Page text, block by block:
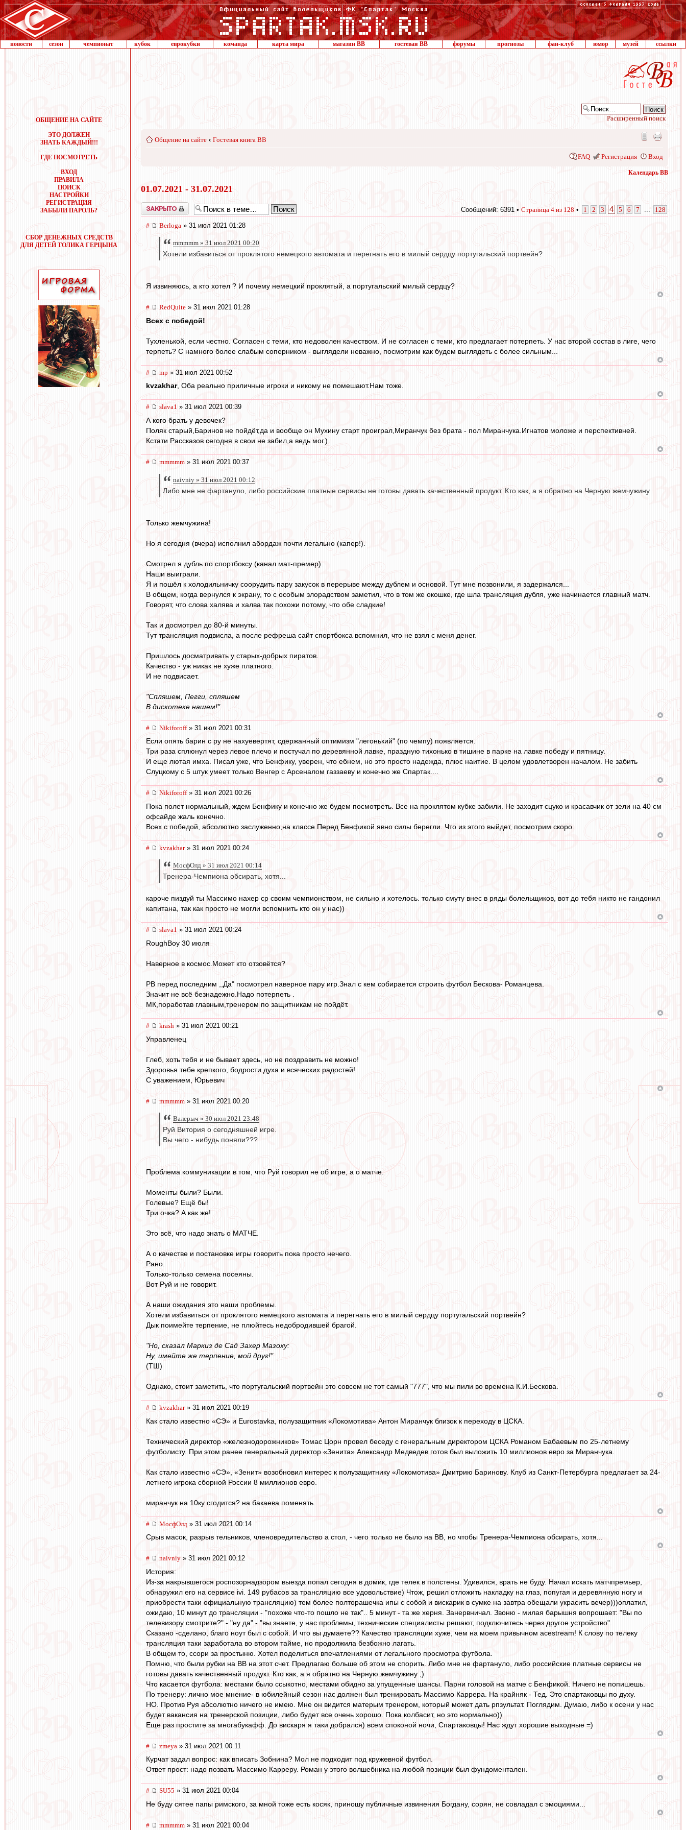
новости сезон чемпионат кубок еврокубки команда карта мира магазин ВВ гостевая ВВ форумы прогнозы фан-клуб юмор музей ссылки
ОБЩЕНИЕ НА САЙТЕ
ЭТО ДОЛЖЕН
ЗНАТЬ КАЖДЫЙ!!!
ГДЕ ПОСМОТРЕТЬ
ВХОД
ПРАВИЛА
ПОИСК
НАСТРОЙКИ
РЕГИСТРАЦИЯ
ЗАБЫЛИ ПАРОЛЬ?
СБОР ДЕНЕЖНЫХ СРЕДСТВ
ДЛЯ ДЕТЕЙ ТОЛИКА ГЕРЦЫНА
Расширенный поиск
Общение на сайте ‹ Гостевая книга ВВ
FAQ Регистрация Вход
Календарь ВВ
01.07.2021 - 31.07.2021
Закрыто Сообщений: 6391 • Страница 4 из 128 • 1 2 3 4 5 6 7 128
# Berloga » 31 июл 2021 01:28
mmmmm » 31 июл 2021 00:20
Хотели избавиться от проклятого немецкого автомата и перегнать его в милый сердцу португальский портвейн?
Я извиняюсь, а кто хотел ? И почему немецкий проклятый, а португальский милый сердцу?
# RedQuite » 31 июл 2021 01:28
Всех с победой!
Тухленькой, если честно. Согласен с теми, кто недоволен качеством. И не согласен с теми, кто предлагает потерпеть. У нас второй состав в лиге, чего
терпеть? С намного более слабым соперником - выглядели неважно, посмотрим как будем выглядеть с более сильным...
# mp » 31 июл 2021 00:52
kvzakhar, Оба реально приличные игроки и никому не помешают.Нам тоже.
# slava1 » 31 июл 2021 00:39
А кого брать у девочек?
Поляк старый,Баринов не пойдёт,да и вообще он Мухину старт проиграл,Миранчук без брата - пол Миранчука.Игнатов моложе и перспективней.
Кстати Рассказов сегодня в свои не забил,а ведь мог.)
# mmmmm » 31 июл 2021 00:37
naivniy » 31 июл 2021 00:12
Либо мне не фартануло, либо российские платные сервисы не готовы давать качественный продукт. Кто как, а я обратно на Черную жемчужину
Только жемчужина!
Но я сегодня (вчера) исполнил абордаж почти легально (капер!).
Смотрел я дубль по спортбоксу (канал мат-премер).
Наши выиграли.
Я и пошёл к холодильничку соорудить пару закусок в перерыве между дублем и основой. Тут мне позвонили, я задержался...
В общем, когда вернулся к экрану, то с особым злорадством заметил, что в том же окошке, где шла трансляция дубля, уже начинается главный матч.
Говорят, что слова халява и халва так похожи потому, что обе сладкие!
Так и досмотрел до 80-й минуты.
Тут трансляция подвисла, а после рефреша сайт спортбокса вспомнил, что не взял с меня денег.
Пришлось досматривать у старых-добрых пиратов.
Качество - уж никак не хуже платного.
И не подвисает.
"Спляшем, Пегги, спляшем
В дискотеке нашем!"
# Nikiforoff» 31 июл 2021 00:31
Если опять барин с ру не нахуевертят, сдержанный оптимизм "легонький" (по чемпу) появляется.
Три раза сплюнул через левое плечо и постучал по деревянной лавке, праздную тихонько в тишине в парке на лавке победу и пятницу.
И еще лютая имха. Писал уже, что Бенфику, уверен, что ебнем, но это просто надежда, плюс наитие. В целом удовлетворен началом. Не забить
Слуцкому с 5 штук умеет только Венгер с Арсеналом газзаеву и конечно же Спартак....
# Nikiforoff» 31 июл 2021 00:26
Пока полет нормальный, ждем Бенфику и конечно же будем посмотреть. Все на проклятом кубке забили. Не заходит сцуко и красавчик от зели на 40 см
офсайде жаль конечно.
Всех с победой, абсолютно заслуженно,на классе.Перед Бенфикой явно силы берегли. Что из этого выйдет, посмотрим скоро.
# kvzakhar» 31 июл 2021 00:24
МосфОлд » 31 июл 2021 00:14
Тренера-Чемпиона обсирать, хотя...
кароче пиздуй ты Массимо нахер ср своим чемпионством, не сильно и хотелось. только смуту внес в ряды болельщиков, вот до тебя никто не гандонил
капитана, так как просто не могли вспомнить кто он у нас))
# slava1 » 31 июл 2021 00:24
RoughBoy 30 июля
Наверное в космос.Может кто отзовётся?
РВ перед последним ,,Да" посмотрел наверное пару игр.Знал с кем собирается строить футбол Бескова- Романцева.
Значит не всё безнадежно.Надо потерпеть .
МК,поработав главным,тренером по защитникам не пойдёт.
# krash » 31 июл 2021 00:21
Управленец
Глеб, хоть тебя и не бывает здесь, но не поздравить не можно!
Здоровья тебе крепкого, бодрости духа и всяческих радостей!
С уважением, Юрьевич
# mmmmm » 31 июл 2021 00:20
Валерыч » 30 июл 2021 23:48
Руй Витория о сегодняшней игре.
Вы чего - нибудь поняли???
Проблема коммуникации в том, что Руй говорил не об игре, а о матче.
Моменты были? Были.
Голевые? Ещё бы!
Три очка? А как же!
Это всё, что надо знать о МАТЧЕ.
А о качестве и постановке игры говорить пока просто нечего.
Рано.
Только-только семена посеяны.
Вот Руй и не говорит.
А наши ожидания это наши проблемы.
Хотели избавиться от проклятого немецкого автомата и перегнать его в милый сердцу португальский портвейн?
Дык поимейте терпение, не плюйтесь недобродившей брагой.
"Но, сказал Маркиз де Сад Захер Мазоху:
Ну, имейте же терпение, мой друг!"
(ТШ)
Однако, стоит заметить, что португальский портвейн это совсем не тот самый "777", что мы пили во времена К.И.Бескова.
# kvzakhar» 31 июл 2021 00:19
Как стало известно «СЭ» и Eurostavka, полузащитник «Локомотива» Антон Миранчук близок к переходу в ЦСКА.
Технический директор «железнодорожников» Томас Цорн провел беседу с генеральным директором ЦСКА Романом Бабаевым по 25-летнему
футболисту. При этом ранее генеральный директор «Зенита» Александр Медведев готов был выложить 10 миллионов евро за Миранчука.
Как стало известно «СЭ», «Зенит» возобновил интерес к полузащитнику «Локомотива» Дмитрию Баринову. Клуб из Санкт-Петербурга предлагает за 24-
летнего игрока сборной России 8 миллионов евро.
миранчук на 10ку сгодится? на бакаева поменять.
# МосфОлд » 31 июл 2021 00:14
Срыв масок, разрыв тельников, членовредительство а стол, - чего только не было на ВВ, но чтобы Тренера-Чемпиона обсирать, хотя...
# naivniy » 31 июл 2021 00:12
История:
Из-за накрывшегося роспозорнадзором выезда попал сегодня в домик, где телек в полстены. Удивился, врать не буду. Начал искать матчпремьер,
обнаружил его на сервисе ivi. 149 рубасов за трансляцию все удовольствие) Чтож, решил отложить накладку на глаз, попугая и деревянную ногу и
приобрести таки официальную трансляцию) тем более полторашечка ипы с собой и вискарик в сумке на завтра обещали украсить вечер)))оплатил,
ожидаю, 10 минут до трансляции - "похоже что-то пошло не так".. 5 минут - та же херня. Занервничал. Звоню - милая барышня вопрошает: "Вы по
телевизору смотрите?" - "ну да" - "вы знаете, у нас проблемы, технические специалисты решают, подключитесь через другое устройство".
Сказано -сделано, благо ноут был с собой. И что вы думаете?? Качество трансляции хуже, чем на моем привычном acestream! К слову по телеку
трансляция таки заработала во втором тайме, но продолжила безбожно лагать.
В общем то, ссори за простыню. Хотел поделиться впечатлениями от легального просмотра футбола.
Помню, что были рубки на ВВ на этот счет. Предлагаю больше об этом не спорить. Либо мне не фартануло, либо российские платные сервисы не
готовы давать качественный продукт. Кто как, а я обратно на Черную жемчужину ;)
Что касается футбола: местами было ссыкотно, местами обидно за упущенные шансы. Парни головой на матче с Бенфикой. Ничего не попишешь.
По тренеру: лично мое мнение- в юбилейный сезон нас должен был тренировать Массимо Каррера. На крайняк - Тед. Это спартаковцы по духу.
НО. Против Руя абсолютно ничего не имею. Мне он видится матерым тренером, который может дать рпзультат. Поглядим. Думаю, либо к осени у нас
будет вакансия на тренерской позиции, либо будет все очень хорошо. Пока колбасит, но это нормально))
Еще раз простите за многабукафф. До вискаря я таки добрался) всем споконой ночи, Спартаковцы! Нас ждут хорошие выходные =)
# zmeya » 31 июл 2021 00:11
Курчат задал вопрос: как вписать Зобнина? Мол не подходит под кружевной футбол.
Ответ прост: надо позвать Массимо Карреру. Роман у этого волшебника на любой позиции был фундоментален.
# SU55 » 31 июл 2021 00:04
Не буду сятее папы римского, за мной тоже есть косяк, приношу публичные извинения Богдану, сорян, не совладал с эмоциями...
# mmmmm » 31 июл 2021 00:04